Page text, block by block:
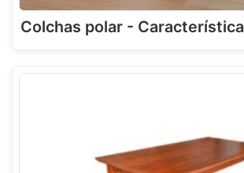
Colchas polar -